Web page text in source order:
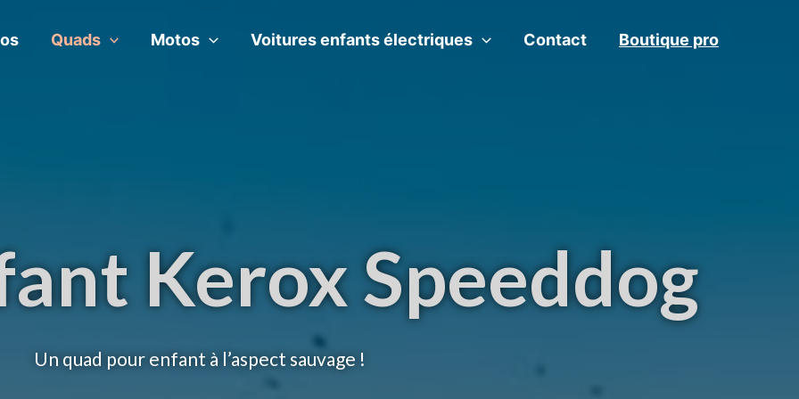
Quads Motos Voitures enfants électriques Contact Boutique pro
Kerox Speeddog
Un quad pour enfant à l’aspect sauvage !